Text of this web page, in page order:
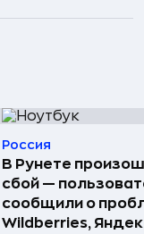
Россия
В Рунете
сбой —
сообщили о
Wildberries,